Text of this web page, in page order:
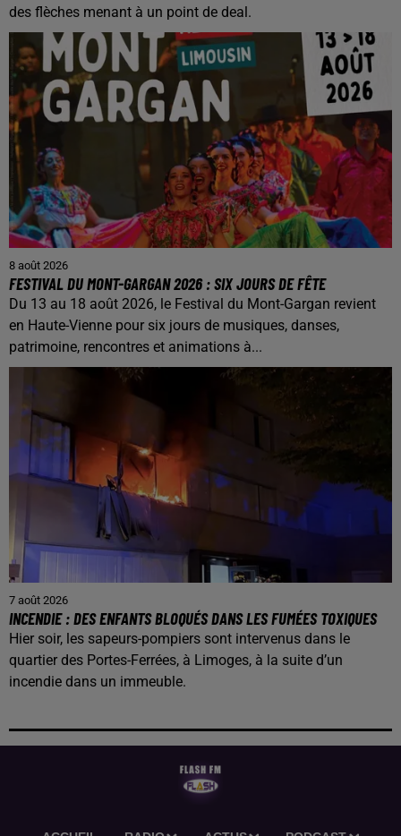
des flèches menant à un point de deal.
8 août 2026
FESTIVAL DU MONT-GARGAN 2026 : SIX JOURS DE FÊTE
Du 13 au 18 août 2026, le Festival du Mont-Gargan revient
en Haute-Vienne pour six jours de musiques, danses,
patrimoine, rencontres et animations à...
7 août 2026
INCENDIE : DES ENFANTS BLOQUÉS DANS LES FUMÉES TOXIQUES
Hier soir, les sapeurs-pompiers sont intervenus dans le
quartier des Portes-Ferrées, à Limoges, à la suite d’un
incendie dans un immeuble.